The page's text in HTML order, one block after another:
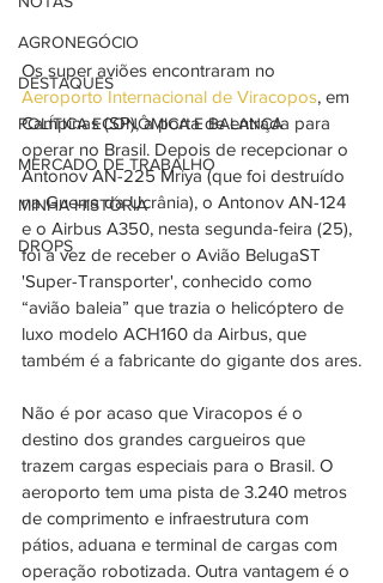
AGRONEGÓCIO
DESTAQUES
POLÍTICA ECONÔMICA E BALANÇA
MERCADO DE TRABALHO
MINHA HISTÓRIA
DROPS
Os super aviões encontraram no
Aeroporto Internacional de Viracopos, em
Campinas (SP), a porta de entrada para
operar no Brasil. Depois de recepcionar o
Antonov AN-225 Mriya (que foi destruído
na Guerra da Ucrânia), o Antonov AN-124
e o Airbus A350, nesta segunda-feira (25),
foi a vez de receber o Avião BelugaST
'Super-Transporter', conhecido como
“avião baleia” que trazia o helicóptero de
luxo modelo ACH160 da Airbus, que
também é a fabricante do gigante dos ares.
Não é por acaso que Viracopos é o
destino dos grandes cargueiros que
trazem cargas especiais para o Brasil. O
aeroporto tem uma pista de 3.240 metros
de comprimento e infraestrutura com
pátios, aduana e terminal de cargas com
operação robotizada. Outra vantagem é o